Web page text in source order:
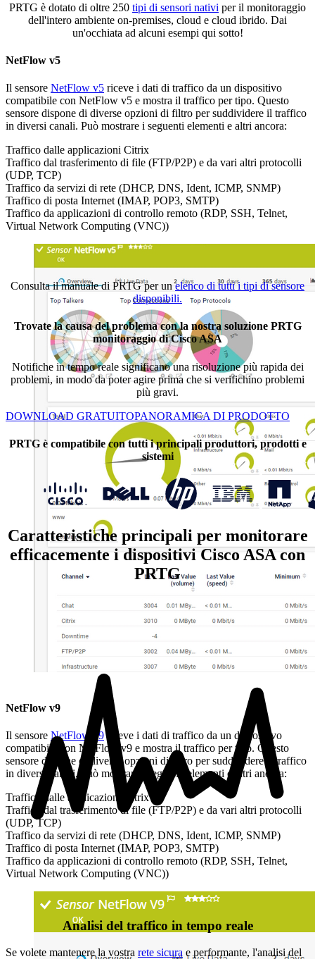
PRTG è dotato di oltre 250 tipi di sensori nativi per il monitoraggio
dell'intero ambiente on-premises, cloud e cloud ibrido. Dai
un'occhiata ad alcuni esempi qui sotto!
NetFlow v5
Il sensore NetFlow v5 riceve i dati di traffico da un dispositivo
compatibile con NetFlow v5 e mostra il traffico per tipo. Questo
sensore dispone di diverse opzioni di filtro per suddividere il traffico
in diversi canali. Può mostrare i seguenti elementi e altri ancora:
Traffico dalle applicazioni Citrix
Traffico dal trasferimento di file (FTP/P2P) e da vari altri protocolli
(UDP, TCP)
Traffico da servizi di rete (DHCP, DNS, Ident, ICMP, SNMP)
Traffico di posta Internet (IMAP, POP3, SMTP)
Traffico da applicazioni di controllo remoto (RDP, SSH, Telnet,
Virtual Network Computing (VNC))
NetFlow v9
Il sensore NetFlow v9riceve i dati di traffico da un dispositivo
compatibile con NetFlow v9 e mostra il traffico per tipo. Questo
sensore dispone di diverse opzioni di filtro per suddividere il traffico
in diversi canali. Può mostrare i seguenti elementi e altri ancora:
Traffico dalle applicazioni Citrix
Traffico dal trasferimento di file (FTP/P2P) e da vari altri protocolli
(UDP, TCP)
Traffico da servizi di rete (DHCP, DNS, Ident, ICMP, SNMP)
Traffico di posta Internet (IMAP, POP3, SMTP)
Traffico da applicazioni di controllo remoto (RDP, SSH, Telnet,
Virtual Network Computing (VNC))
Consulta il manuale di PRTG per unelenco di tutti i tipi di sensore
disponibili.
Trovate la causa del problema con la nostra soluzione PRTG
monitoraggio di Cisco ASA
Notifiche in tempo reale significano una risoluzione più rapida dei
problemi, in modo da poter agire prima che si verifichino problemi
più gravi.
DOWNLOAD GRATUITOPANORAMICA DI PRODOTTO
PRTG è compatibile con tutti i principali produttori, prodotti e
sistemi
Caratteristiche principali per monitorare
efficacemente i dispositivi Cisco ASA con
PRTG
Analisi del traffico in tempo reale
Se volete mantenere la vostra rete sicura e performante, l'analisi del